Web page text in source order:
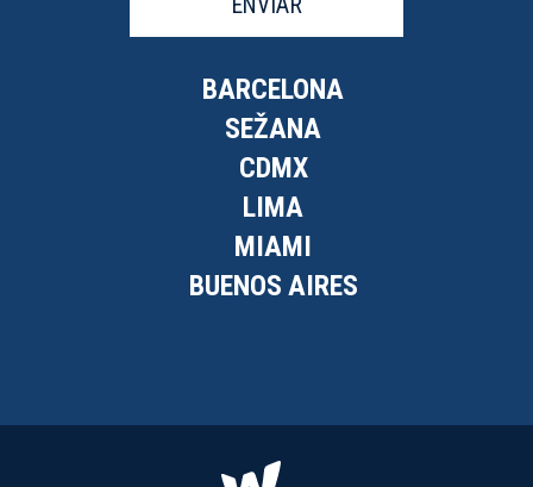
ENVÍAR
BARCELONA
SEŽANA
CDMX
LIMA
MIAMI
BUENOS AIRES